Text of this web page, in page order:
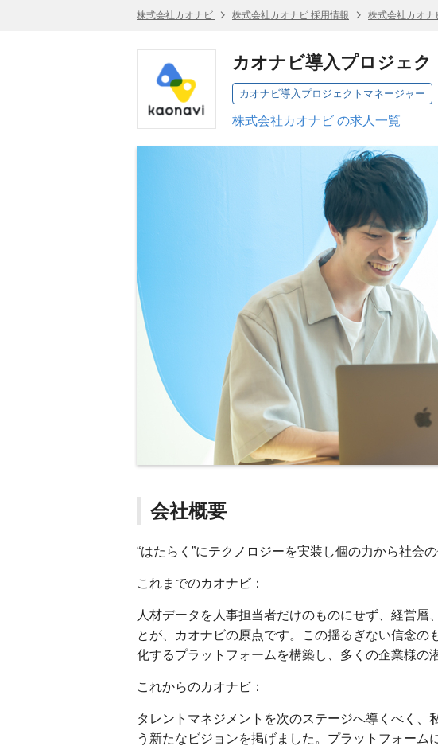
株式会社カオナビ 株式会社カオナビ 採用情報 株式会社カオナ
カオナビ導入プロジェク
カオナビ導入プロジェクトマネージャー
株式会社カオナビ の求人一覧
会社概要
“はたらく”にテクノロジーを実装し個の力から社会
これまでのカオナビ：
人材データを人事担当者だけのものにせず、経営層
とが、カオナビの原点です。この揺るぎない信念の
化するプラットフォームを構築し、多くの企業様の
これからのカオナビ：
タレントマネジメントを次のステージへ導くべく、
う新たなビジョンを掲げました。プラットフォー